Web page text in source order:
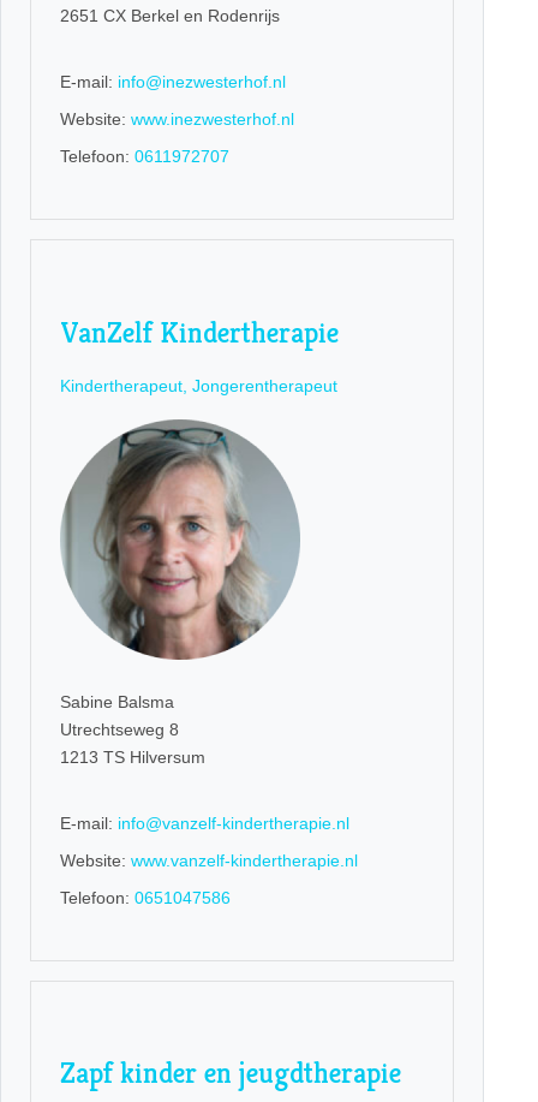
2651 CX Berkel en Rodenrijs
E-mail: info@inezwesterhof.nl
Website: www.inezwesterhof.nl
Telefoon: 0611972707
VanZelf Kindertherapie
Kindertherapeut, Jongerentherapeut
Sabine Balsma
Utrechtseweg 8
1213 TS Hilversum
E-mail: info@vanzelf-kindertherapie.nl
Website: www.vanzelf-kindertherapie.nl
Telefoon: 0651047586
Zapf kinder en jeugdtherapie